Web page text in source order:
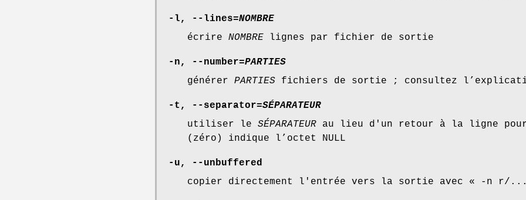
-l , --lines=NOMBRE
écrire NOMBRE lignes par fichier de sortie
-n , --number=PARTIES
générer PARTIES fichiers de sortie ; consultez
-t , --separator=SÉPARATEUR
utiliser le SÉPARATEUR au lieu d'un retour à la ligne
(zéro) indique l’octet NULL
-u ,
--unbuffered
copier directement l'entrée vers la sortie avec « -n r/